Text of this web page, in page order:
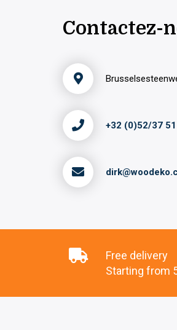
Contactez-
+32 (0)52/37
Free delivery
Starting from